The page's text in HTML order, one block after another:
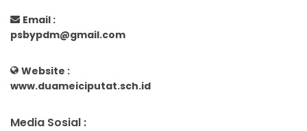
Email :
psbypdm@gmail.com
Website :
www.duameiciputat.sch.id
Media Sosial :